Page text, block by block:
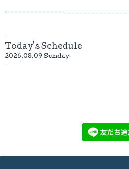
Today's Schedule
2026.08.09 Sunday